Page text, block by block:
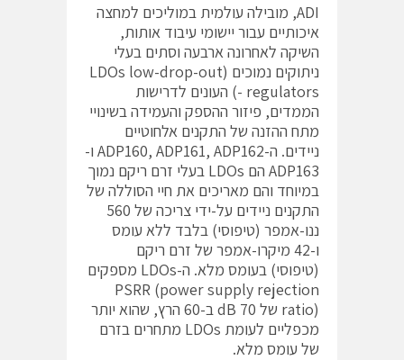
ADI, מובילה עולמית במוליכים למחצה
איכותיים עבור יישומי עיבוד אותות,
השיקה לאחרונה ארבעה וסתים בעלי
ניתוקים נמוכים (LDOs low-drop-out
regulators -) העונים לדרישות
הממדים, פיזור ההספק והעמידה בשינויי
מתח ההזנה של התקנים אלחוטיים
ניידים. ה-ADP160, ADP161, ADP162 ו-
ADP163 הם LDOs בעלי זרם ריקם נמוך
במיוחד והם מאריכים את חיי הסוללה של
התקנים ניידים על-ידי צריכה של 560
ננו-אמפר (טיפוסי) בלבד ללא עומס
ו-42 מיקרו-אמפר של זרם ריקם
(טיפוסי) בעומס מלא. ה-LDOs מספקים
PSRR (power supply rejection
ratio) של 70 dB ב-60 הרץ, שהוא יותר
מכפליים לעומת LDOs מתחרים בזרם
של עומס מלא.